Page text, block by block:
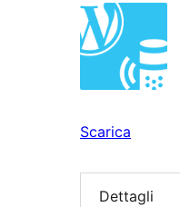
Scarica
Dettagli